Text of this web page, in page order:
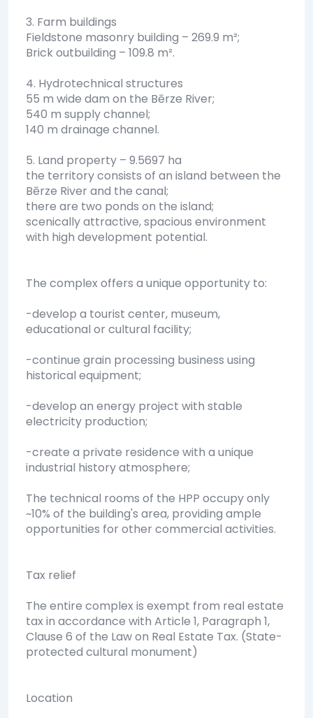
3. Farm buildings
Fieldstone masonry building – 269.9 m²;
Brick outbuilding – 109.8 m².
4. Hydrotechnical structures
55 m wide dam on the Bērze River;
540 m supply channel;
140 m drainage channel.
5. Land property – 9.5697 ha
the territory consists of an island between the
Bērze River and the canal;
there are two ponds on the island;
scenically attractive, spacious environment
with high development potential.
The complex offers a unique opportunity to:
-develop a tourist center, museum,
educational or cultural facility;
-continue grain processing business using
historical equipment;
-develop an energy project with stable
electricity production;
-create a private residence with a unique
industrial history atmosphere;
The technical rooms of the HPP occupy only
~10% of the building's area, providing ample
opportunities for other commercial activities.
Tax relief
The entire complex is exempt from real estate
tax in accordance with Article 1, Paragraph 1,
Clause 6 of the Law on Real Estate Tax. (State-
protected cultural monument)
Location